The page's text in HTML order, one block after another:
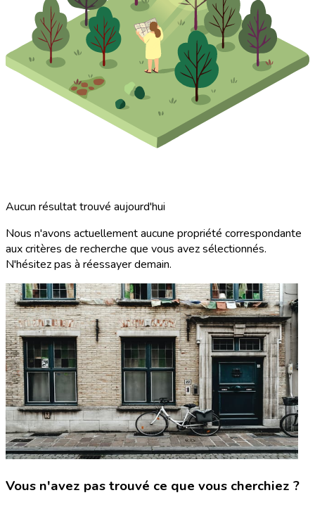
Aucun résultat trouvé aujourd'hui
Nous n'avons actuellement aucune propriété correspondante
aux critères de recherche que vous avez sélectionnés.
N'hésitez pas à réessayer demain.
Vous n'avez pas trouvé ce que vous cherchiez ?